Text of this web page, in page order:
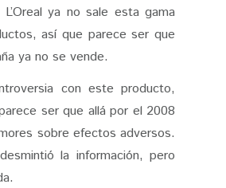
ya no sale esta gama
así que parece ser que
ya no se vende.
con este producto,
ser que allá por el 2008
sobre efectos adversos.
desmintió la información, pero